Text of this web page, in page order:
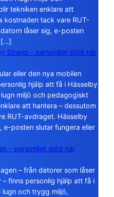
tekniken enklare att
kostnaden tack vare RUT-
låser sig, e-posten
[…]
Strand – personligt stöd när
eller den nya mobilen
hjälp att få i Hässelby
miljö och pedagogiskt
att hantera – dessutom
RUT-avdraget. Hässelby
e-posten slutar fungera eller
– personligt stöd när
– från datorer som låser
finns personlig hjälp att få i
och trygg miljö,